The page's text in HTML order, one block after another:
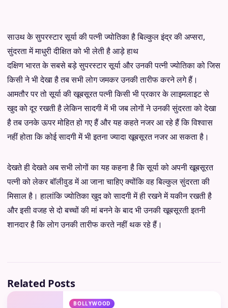
साउथ के सुपरस्टार सूर्या की पत्नी ज्योतिका है बिल्कुल इंद्र की अप्सरा,
सुंदरता में माधुरी दीक्षित को भी लेती है आड़े हाथ
दक्षिण भारत के सबसे बड़े सुपरस्टार सूर्या और उनकी पत्नी ज्योतिका को जिस
किसी ने भी देखा है तब सभी लोग जमकर उनकी तारीफ करने लगे हैं।
आमतौर पर तो सूर्या की खूबसूरत पत्नी किसी भी प्रकार के लाइमलाइट से
खुद को दूर रखती है लेकिन सादगी में भी जब लोगों ने उनकी सुंदरता को देखा
है तब उनके ऊपर मोहित हो गए हैं और यह कहते नजर आ रहे हैं कि विश्वास
नहीं होता कि कोई सादगी में भी इतना ज्यादा खूबसूरत नजर आ सकता है।
देखते ही देखते अब सभी लोगों का यह कहना है कि सूर्या को अपनी खूबसूरत
पत्नी को लेकर बॉलीवुड में आ जाना चाहिए क्योंकि वह बिल्कुल सुंदरता की
मिसाल है। हालांकि ज्योतिका खुद को सादगी में ही रखने में यकीन रखती है
और इसी वजह से दो बच्चों की मां बनने के बाद भी उनकी खूबसूरती इतनी
शानदार है कि लोग उनकी तारीफ करते नहीं थक रहे हैं।
Related Posts
BOLLYWOOD